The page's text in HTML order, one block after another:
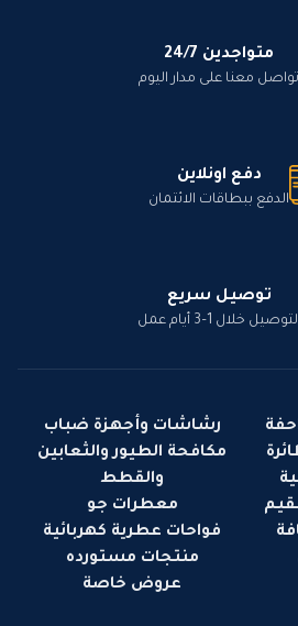
متواجدين 24/7
تواصل معنا على مدار اليوم
دفع اونلاين
الدفع ببطاقات الائتمان
توصيل سريع
خلال 1–3 أيام عمل
رشاشات وأجهزة ضباب
مكافحة الطيور والثعابين
والقطط
معطرات جو
فواحات عطرية كهربائية
منتجات مستورده
عروض خاصة